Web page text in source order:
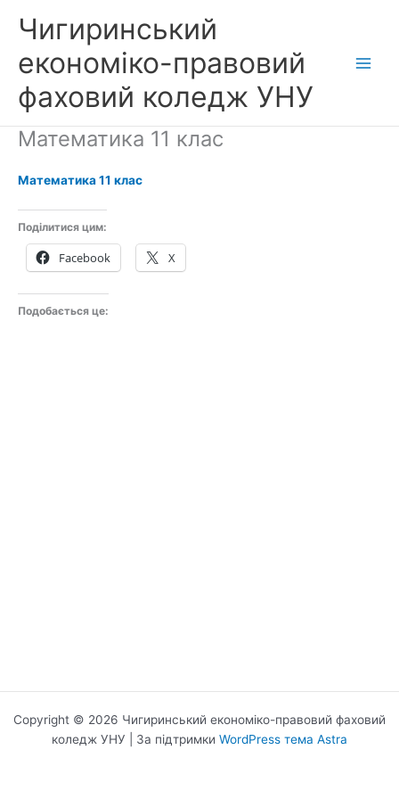
Чигиринський
економіко-правовий
фаховий коледж УНУ
Математика 11 клас
Математика 11 клас
Поділитися цим:
Facebook X
Подобається це:
Copyright © 2026 Чигиринський економіко-правовий фаховий
коледж УНУ | За підтримки WordPress тема Astra